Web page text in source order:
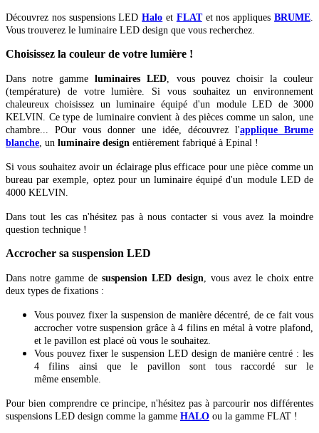
Découvrez nos suspensions LEDHalo et FLATet nos appliquesBRUME.
Vous trouverez le luminaire LED design que vous recherchez.
Choisissez la couleur de votre lumière !
Dans notre gammeluminaires LED, vous pouvez choisir la couleur
(température) de votre lumière. Si vous souhaitez un environnement
chaleureux choisissez un luminaire équipé d'un module LED de 3000
KELVIN. Ce type de luminaire convient à des pièces comme un salon, une
chambre... POur vous donner une idée, découvrez l'applique Brume
blanche, un luminaire design entièrement fabriqué à Epinal !
Si vous souhaitez avoir un éclairage plus efficace pour une pièce comme un
bureau par exemple, optez pour un luminaire équipé d'un module LED de
4000 KELVIN.
Dans tout les cas n'hésitez pas à nous contacter si vous avez la moindre
question technique !
Accrocher sa suspension LED
Dans notre gamme desuspension LED design, vous avez le choix entre
deux types de fixations :
Vous pouvez fixer la suspension de manière décentré, de ce fait vous
accrocher votre suspension grâce à 4 filins en métal à votre plafond,
et le pavillon est placé où vous le souhaitez.
Vous pouvez fixer le suspension LED design de manière centré : les
4 filins ainsi que le pavillon sont tous raccordé sur le
même ensemble.
​Pour bien comprendre ce principe, n'hésitez pas à parcourir nos différentes
suspensions LED design comme la gamme HALO ou la gamme FLAT !